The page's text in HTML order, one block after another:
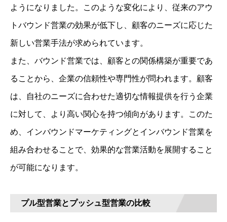
ようになりました。このような変化により、従来のアウ
トバウンド営業の効果が低下し、顧客のニーズに応じた
新しい営業手法が求められています。
また、バウンド営業では、顧客との関係構築が重要であ
ることから、企業の信頼性や専門性が問われます。顧客
は、自社のニーズに合わせた適切な情報提供を行う企業
に対して、より高い関心を持つ傾向があります。このた
め、インバウンドマーケティングとインバウンド営業を
組み合わせることで、効果的な営業活動を展開すること
が可能になります。
プル型営業とプッシュ型営業の比較